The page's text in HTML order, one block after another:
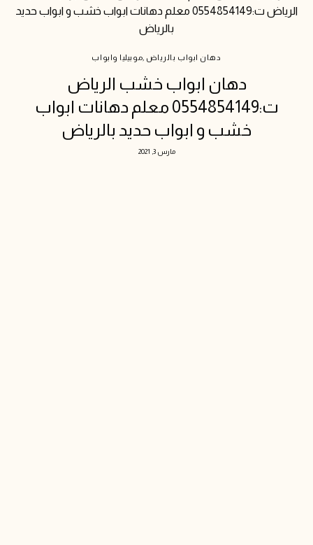
الرياض ت:0554854149 معلم دهانات ابواب خشب و ابواب حديد
بالرياض
دهان ابواب بالرياض موبيليا وابواب
دهان ابواب خشب الرياض
ت:0554854149 معلم دهانات ابواب
خشب و ابواب حديد بالرياض
مارس 3, 2021